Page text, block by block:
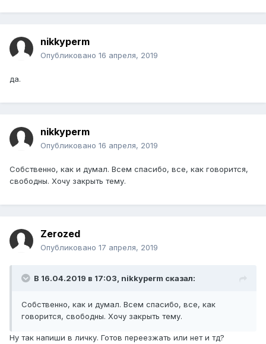
общем развертыванием различных систем
видеонаблюдения
nikkyperm
Опубликовано 16 апреля, 2019
да.
nikkyperm
Опубликовано 16 апреля, 2019
Собственно, как и думал. Всем спасибо, все, как говорится,
свободны. Хочу закрыть тему.
Zerozed
Опубликовано 17 апреля, 2019
В 16.04.2019 в 17:03, nikkyperm сказал:
Собственно, как и думал. Всем спасибо, все, как
говорится, свободны. Хочу закрыть тему.
Ну так напиши в личку. Готов переезжать или нет и тд?